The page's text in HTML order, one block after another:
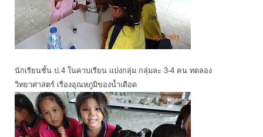
นักเรียนชั้น ป.4 ในคาบเรียน แบ่งกลุ่ม กลุ่มละ 3-4 คน ทดลอง
วิทยาศาสตร์ เรื่องอุณหภูมิของน้ำเดือด